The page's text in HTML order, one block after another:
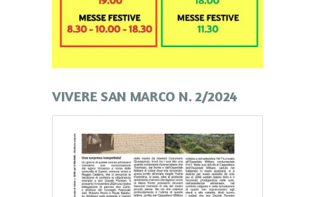
VIVERE SAN MARCO N. 2/2024